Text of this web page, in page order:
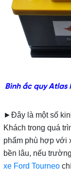
Bình ắc quy Atlas
►Đây là một số
Khách trong quá
phẩm phù hợp với
bền lâu, nếu
xe Ford Tourneo